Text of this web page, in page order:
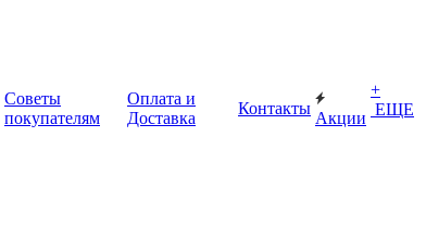
Советы
покупателям
Оплата и
Доставка
Контакты
Акции
+
ЕЩЕ